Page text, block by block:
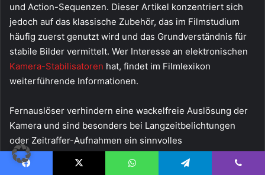
und Action-Sequenzen. Dieser Artikel konzentriert sich
jedoch auf das klassische Zubehör, das im Filmstudium
häufig zuerst genutzt wird und das Grundverständnis für
stabile Bilder vermittelt. Wer Interesse an elektronischen
Kamera-Stabilisatoren hat, findet im Filmlexikon
weiterführende Informationen.
Fernauslöser verhindern eine wackelfreie Auslösung der
Kamera und sind besonders bei Langzeitbelichtungen
oder Zeitraffer-Aufnahmen ein sinnvolles
Zusatzwerkzeug.